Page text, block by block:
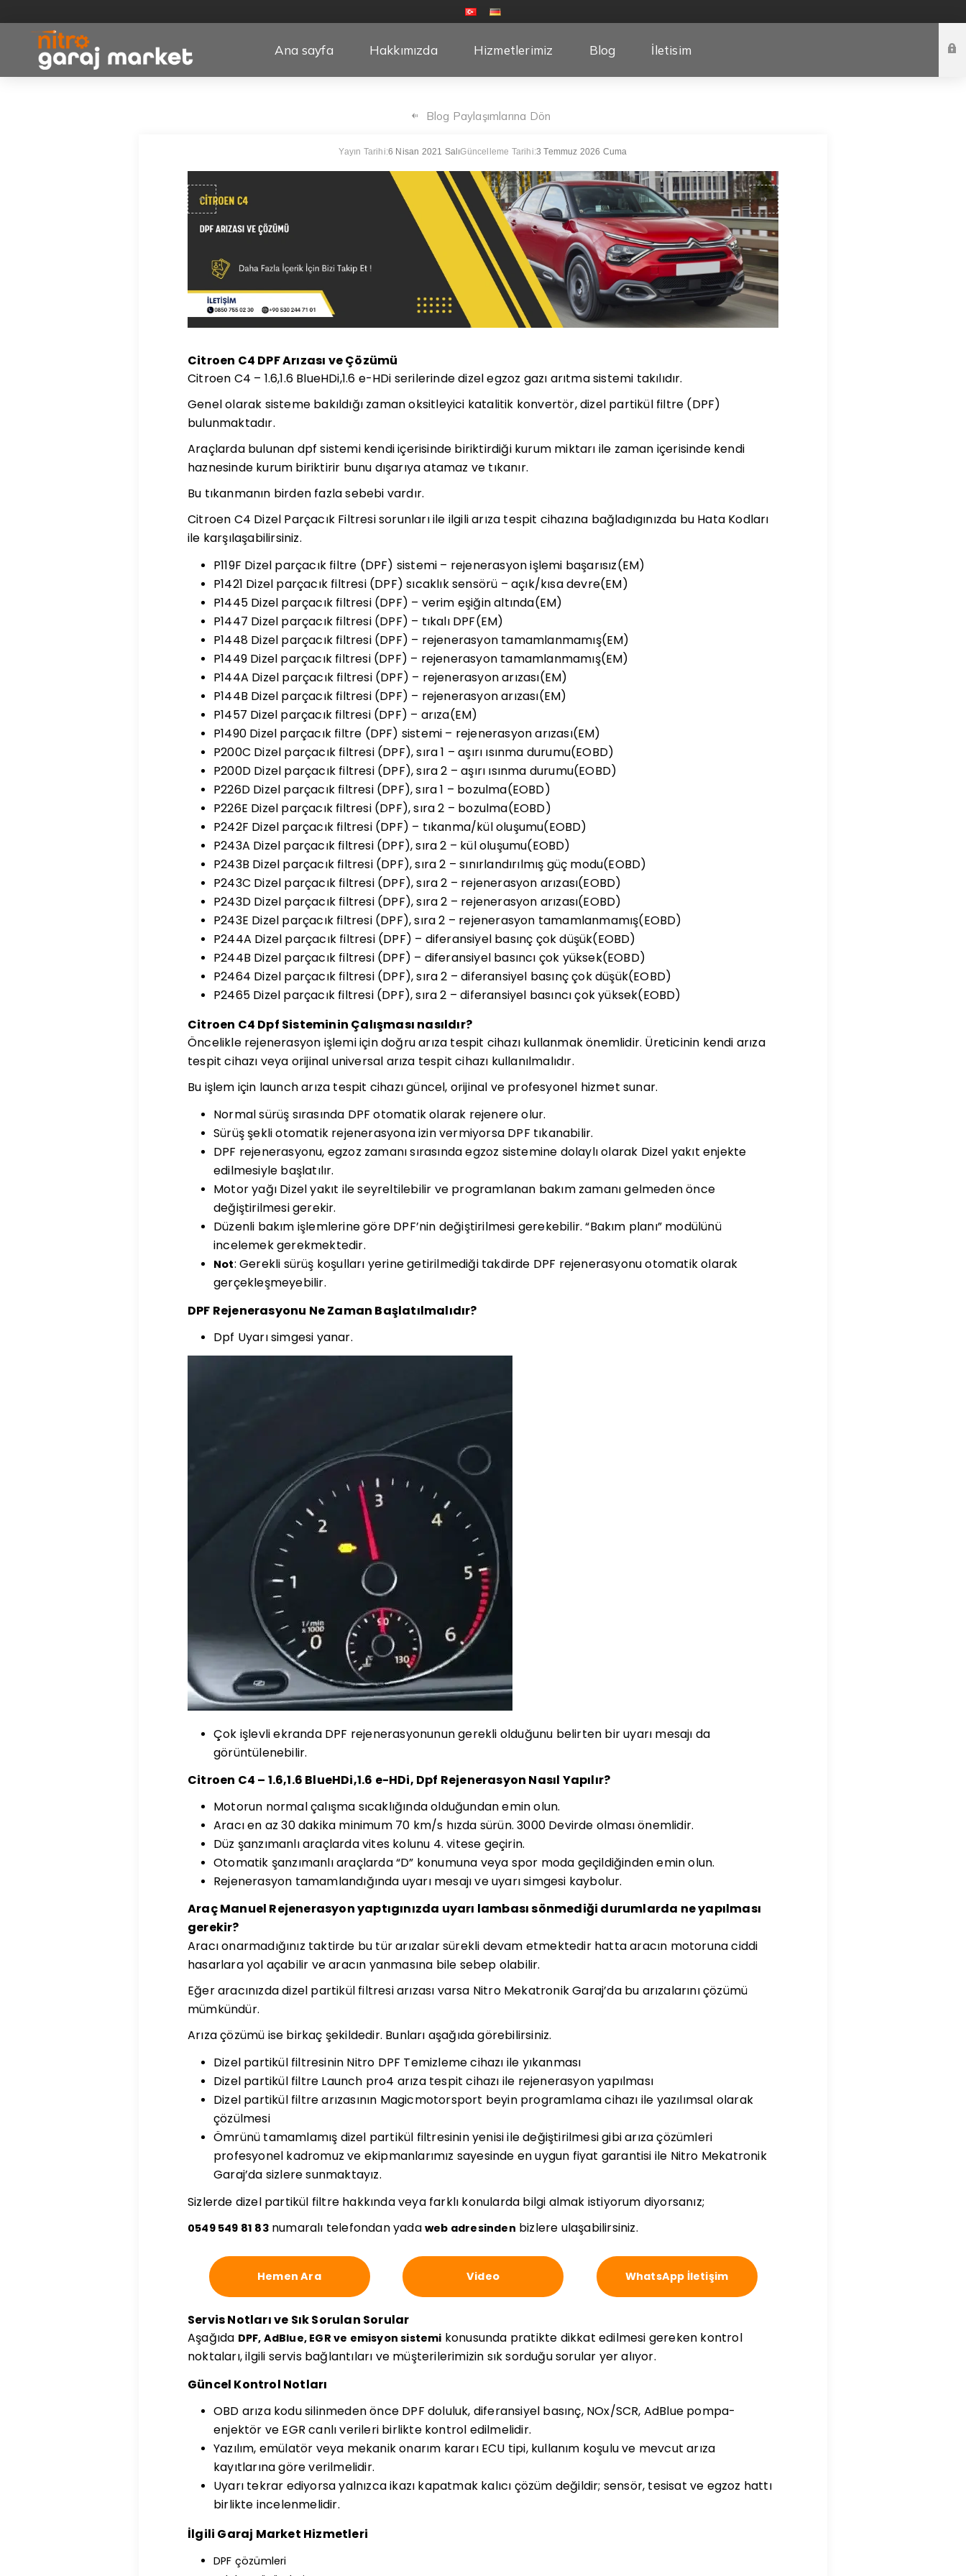
Ana sayfa Hakkımızda Hizmetlerimiz Blog İletisim
Blog Paylaşımlarına Dön
Yayın Tarihi:6 Nisan 2021 SalıGüncelleme Tarihi:3 Temmuz 2026 Cuma
Citroen C4 DPF Arızası ve Çözümü
Citroen C4 – 1.6,1.6 BlueHDi,1.6 e-HDi serilerinde dizel egzoz gazı arıtma sistemi takılıdır.
Genel olarak sisteme bakıldığı zaman oksitleyici katalitik konvertör, dizel partikül filtre (DPF)
bulunmaktadır.
Araçlarda bulunan dpf sistemi kendi içerisinde biriktirdiği kurum miktarı ile zaman içerisinde kendi
haznesinde kurum biriktirir bunu dışarıya atamaz ve tıkanır.
Bu tıkanmanın birden fazla sebebi vardır.
Citroen C4 Dizel Parçacık Filtresi sorunları ile ilgili arıza tespit cihazına bağladıgınızda bu Hata Kodları
ile karşılaşabilirsiniz.
P119F Dizel parçacık filtre (DPF) sistemi – rejenerasyon işlemi başarısız(EM)
P1421 Dizel parçacık filtresi (DPF) sıcaklık sensörü – açık/kısa devre(EM)
P1445 Dizel parçacık filtresi (DPF) – verim eşiğin altında(EM)
P1447 Dizel parçacık filtresi (DPF) – tıkalı DPF(EM)
P1448 Dizel parçacık filtresi (DPF) – rejenerasyon tamamlanmamış(EM)
P1449 Dizel parçacık filtresi (DPF) – rejenerasyon tamamlanmamış(EM)
P144A Dizel parçacık filtresi (DPF) – rejenerasyon arızası(EM)
P144B Dizel parçacık filtresi (DPF) – rejenerasyon arızası(EM)
P1457 Dizel parçacık filtresi (DPF) – arıza(EM)
P1490 Dizel parçacık filtre (DPF) sistemi – rejenerasyon arızası(EM)
P200C Dizel parçacık filtresi (DPF), sıra 1 – aşırı ısınma durumu(EOBD)
P200D Dizel parçacık filtresi (DPF), sıra 2 – aşırı ısınma durumu(EOBD)
P226D Dizel parçacık filtresi (DPF), sıra 1 – bozulma(EOBD)
P226E Dizel parçacık filtresi (DPF), sıra 2 – bozulma(EOBD)
P242F Dizel parçacık filtresi (DPF) – tıkanma/kül oluşumu(EOBD)
P243A Dizel parçacık filtresi (DPF), sıra 2 – kül oluşumu(EOBD)
P243B Dizel parçacık filtresi (DPF), sıra 2 – sınırlandırılmış güç modu(EOBD)
P243C Dizel parçacık filtresi (DPF), sıra 2 – rejenerasyon arızası(EOBD)
P243D Dizel parçacık filtresi (DPF), sıra 2 – rejenerasyon arızası(EOBD)
P243E Dizel parçacık filtresi (DPF), sıra 2 – rejenerasyon tamamlanmamış(EOBD)
P244A Dizel parçacık filtresi (DPF) – diferansiyel basınç çok düşük(EOBD)
P244B Dizel parçacık filtresi (DPF) – diferansiyel basıncı çok yüksek(EOBD)
P2464 Dizel parçacık filtresi (DPF), sıra 2 – diferansiyel basınç çok düşük(EOBD)
P2465 Dizel parçacık filtresi (DPF), sıra 2 – diferansiyel basıncı çok yüksek(EOBD)
Citroen C4 Dpf Sisteminin Çalışması nasıldır?
Öncelikle rejenerasyon işlemi için doğru arıza tespit cihazı kullanmak önemlidir. Üreticinin kendi arıza
tespit cihazı veya orijinal universal arıza tespit cihazı kullanılmalıdır.
Bu işlem için launch arıza tespit cihazı güncel, orijinal ve profesyonel hizmet sunar.
Normal sürüş sırasında DPF otomatik olarak rejenere olur.
Sürüş şekli otomatik rejenerasyona izin vermiyorsa DPF tıkanabilir.
DPF rejenerasyonu, egzoz zamanı sırasında egzoz sistemine dolaylı olarak Dizel yakıt enjekte
edilmesiyle başlatılır.
Motor yağı Dizel yakıt ile seyreltilebilir ve programlanan bakım zamanı gelmeden önce
değiştirilmesi gerekir.
Düzenli bakım işlemlerine göre DPF’nin değiştirilmesi gerekebilir. “Bakım planı” modülünü
incelemek gerekmektedir.
Not: Gerekli sürüş koşulları yerine getirilmediği takdirde DPF rejenerasyonu otomatik olarak
gerçekleşmeyebilir.
DPF Rejenerasyonu Ne Zaman Başlatılmalıdır?
Dpf Uyarı simgesi yanar.
Çok işlevli ekranda DPF rejenerasyonunun gerekli olduğunu belirten bir uyarı mesajı da
görüntülenebilir.
Citroen C4 – 1.6,1.6 BlueHDi,1.6 e-HDi, Dpf Rejenerasyon Nasıl Yapılır?
Motorun normal çalışma sıcaklığında olduğundan emin olun.
Aracı en az 30 dakika minimum 70 km/s hızda sürün. 3000 Devirde olması önemlidir.
Düz şanzımanlı araçlarda vites kolunu 4. vitese geçirin.
Otomatik şanzımanlı araçlarda “D” konumuna veya spor moda geçildiğinden emin olun.
Rejenerasyon tamamlandığında uyarı mesajı ve uyarı simgesi kaybolur.
Araç Manuel Rejenerasyon yaptıgınızda uyarı lambası sönmediği durumlarda ne yapılması
gerekir?
Aracı onarmadığınız taktirde bu tür arızalar sürekli devam etmektedir hatta aracın motoruna ciddi
hasarlara yol açabilir ve aracın yanmasına bile sebep olabilir.
Eğer aracınızda dizel partikül filtresi arızası varsa Nitro Mekatronik Garaj’da bu arızalarını çözümü
mümkündür.
Arıza çözümü ise birkaç şekildedir. Bunları aşağıda görebilirsiniz.
Dizel partikül filtresinin Nitro DPF Temizleme cihazı ile yıkanması
Dizel partikül filtre Launch pro4 arıza tespit cihazı ile rejenerasyon yapılması
Dizel partikül filtre arızasının Magicmotorsport beyin programlama cihazı ile yazılımsal olarak
çözülmesi
Ömrünü tamamlamış dizel partikül filtresinin yenisi ile değiştirilmesi gibi arıza çözümleri
profesyonel kadromuz ve ekipmanlarımız sayesinde en uygun fiyat garantisi ile Nitro Mekatronik
Garaj’da sizlere sunmaktayız.
Sizlerde dizel partikül filtre hakkında veya farklı konularda bilgi almak istiyorum diyorsanız;
0549 549 81 83numaralı telefondan yadaweb adresinden bizlere ulaşabilirsiniz.
Hemen Ara Video WhatsApp İletişim
Servis Notları ve Sık Sorulan Sorular
Aşağıda DPF, AdBlue, EGR ve emisyon sistemi konusunda pratikte dikkat edilmesi gereken kontrol
noktaları, ilgili servis bağlantıları ve müşterilerimizin sık sorduğu sorular yer alıyor.
Güncel Kontrol Notları
OBD arıza kodu silinmeden önce DPF doluluk, diferansiyel basınç, NOx/SCR, AdBlue pompa-
enjektör ve EGR canlı verileri birlikte kontrol edilmelidir.
Yazılım, emülatör veya mekanik onarım kararı ECU tipi, kullanım koşulu ve mevcut arıza
kayıtlarına göre verilmelidir.
Uyarı tekrar ediyorsa yalnızca ikazı kapatmak kalıcı çözüm değildir; sensör, tesisat ve egzoz hattı
birlikte incelenmelidir.
İlgili Garaj Market Hizmetleri
DPF çözümleri